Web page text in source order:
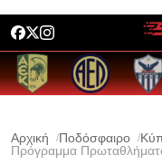
Αρχική Ποδόσφαιρο
Πρόγραμμα